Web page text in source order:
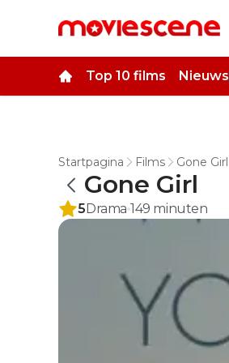
Top 10 films Nieuws
Startpagina Films Gone Girl
Gone Girl
5Drama 149 minuten